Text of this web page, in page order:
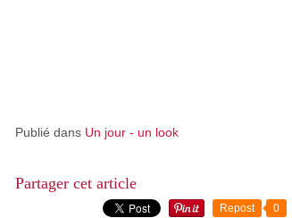
Publié dans Un jour - un look
Partager cet article
Repost 0